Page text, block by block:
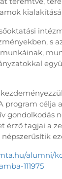
s
program célja
gondolkodás
érző tagjai a
alumni/
111975